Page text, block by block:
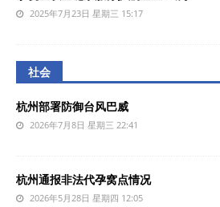
2025年7月23日 星期三 15:17
社会
杭州部署防御台风巴威
2026年7月8日 星期三 22:41
杭州通报非法代孕窝点情况
2026年5月28日 星期四 12:05